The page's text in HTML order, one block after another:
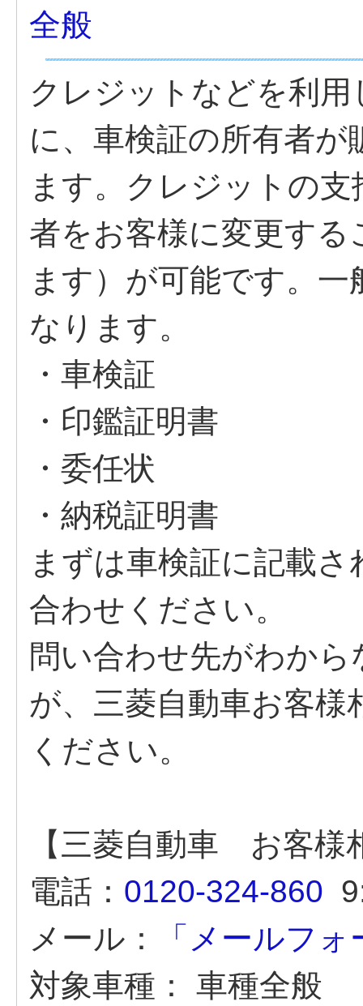
全般
クレジットなどを利
に、車検証の所有者
ます。クレジットの
者をお客様に変更する
ます）が可能です。
なります。
・車検証
・印鑑証明書
・委任状
・納税証明書
まずは車検証に記載さ
合わせください。
問い合わせ先がわか
が、三菱自動車お客
ください。
【三菱自動車 お客様
電話： 0120-324-860
メール：
「メールフ
対象車種：
車種全般